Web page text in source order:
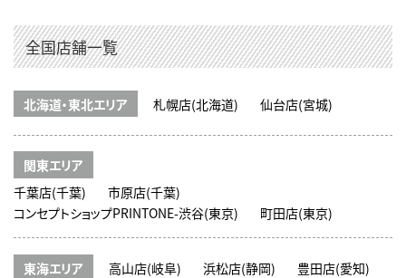
全国店舗一覧
北海道・東北エリア 札幌店(北海道) 仙台店(宮城)
関東エリア
千葉店(千葉)
市原店(千葉)
コンセプトショップPRINTONE-渋谷(東京)
町田店(東京)
東海エリア 高山店(岐阜) 浜松店(静岡) 豊田店(愛知)